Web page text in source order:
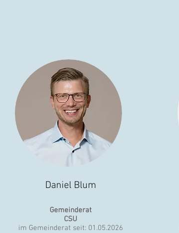
Daniel Blum
Gemeinderat
CSU
im Gemeinderat seit: 01.05.2026